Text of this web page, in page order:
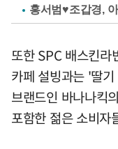
홍서범♥조갑경,
또한 SPC 배스킨
카페 설빙과는 '딸
브랜드인 바나나킥
포함한 젊은 소비자